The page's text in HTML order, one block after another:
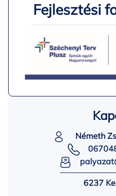
Fejlesztési
Németh
6237